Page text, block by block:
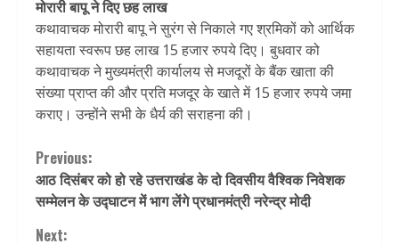
मोरारी बापू ने दिए छह लाख
कथावाचक मोरारी बापू ने सुरंग से निकाले गए श्रमिकों को आर्थिक
सहायता स्वरूप छह लाख 15 हजार रुपये दिए। बुधवार को
कथावाचक ने मुख्यमंत्री कार्यालय से मजदूरों के बैंक खाता की
संख्या प्राप्त की और प्रति मजदूर के खाते में 15 हजार रुपये जमा
कराए। उन्होंने सभी के धैर्य की सराहना की।
Continue
Reading
Previous:
आठ दिसंबर को हो रहे उत्तराखंड के दो दिवसीय वैश्विक निवेशक
सम्मेलन के उद्घाटन में भाग लेंगे प्रधानमंत्री नरेन्द्र मोदी
Next: